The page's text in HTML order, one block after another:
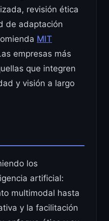
revisión ética
de adaptación
MIT
empresas más
que integren
y visión a largo
los
artificial:
multimodal hasta
y la facilitación